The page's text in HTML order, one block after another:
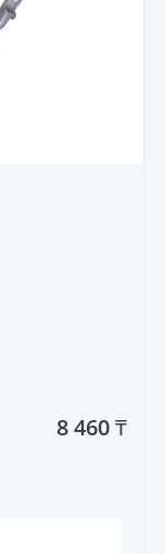
8 460 ₸